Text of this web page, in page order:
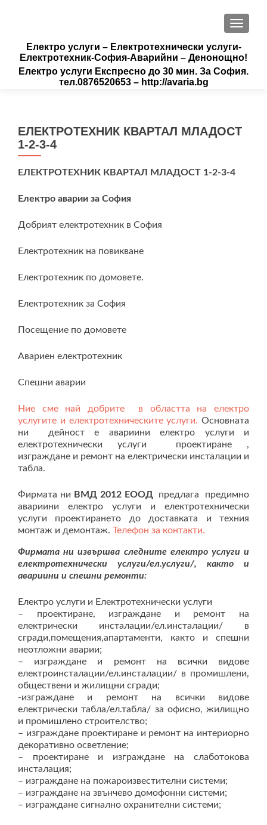
Електро услуги – Електротехнически услуги-
Електротехник-София-Аварийни – Денонощно!
Електро услуги Експресно до 30 мин. За София.
тел.0876520653 – http://avaria.bg
ЕЛЕКТРОТЕХНИК КВАРТАЛ МЛАДОСТ
1-2-3-4
ЕЛЕКТРОТЕХНИК КВАРТАЛ МЛАДОСТ 1-2-3-4
Електро аварии за София
Добрият електротехник в София
Електротехник на повикване
Електротехник по домовете.
Електротехник за София
Посещение по домовете
Авариен електротехник
Спешни аварии
Ние сме най добрите в областта на електро
услугите и електротехническите услуги. Основната
ни дейност е авариини електро услуги и
електротехнически услуги проектиране ,
изграждане и ремонт на електрически инсталации и
табла.
Фирмата ни ВМД 2012 ЕООДпредлага предимно
авариини електро услуги и електротехнически
услуги проектирането до доставката и техния
монтаж и демонтаж. Телефон за контакти.
Фирмата ни извършва следните електро услуги и
електротехнически услуги/ел.услуги/, както и
авариини и спешни ремонти:
Електро услуги и Електротехнически услуги
– проектиране, изграждане и ремонт на
електрически инсталации/ел.инсталации/ в
сгради,помещения,апартаменти, както и спешни
неотложни аварии;
– изграждане и ремонт на всички видове
електроинсталации/ел.инсталации/ в промишлени,
обществени и жилищни сгради;
-изграждане и ремонт на всички видове
електрически табла/ел.табла/ за офисно, жилищно
и промишлено строителство;
– изграждане проектиране и ремонт на интериорно
декоративно осветление;
– проектиране и изграждане на слаботокова
инсталация;
– изграждане на пожароизвестителни системи;
– изграждане на звънчево домофонни системи;
– изграждане сигнално охранителни системи;